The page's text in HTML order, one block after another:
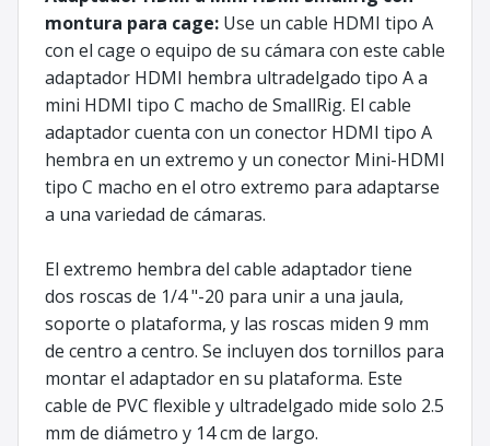
montura para cage: Use un cable HDMI tipo A
con el cage o equipo de su cámara con este cable
adaptador HDMI hembra ultradelgado tipo A a
mini HDMI tipo C macho de SmallRig. El cable
adaptador cuenta con un conector HDMI tipo A
hembra en un extremo y un conector Mini-HDMI
tipo C macho en el otro extremo para adaptarse
a una variedad de cámaras.
El extremo hembra del cable adaptador tiene
dos roscas de 1/4 "-20 para unir a una jaula,
soporte o plataforma, y las roscas miden 9 mm
de centro a centro. Se incluyen dos tornillos para
montar el adaptador en su plataforma. Este
cable de PVC flexible y ultradelgado mide solo 2.5
mm de diámetro y 14 cm de largo.